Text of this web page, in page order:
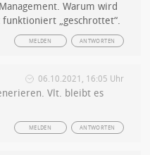
Warum wird
„geschrottet“.
ANTWORTEN
MELDEN
06.10.2021, 16:05 Uhr
Vlt. bleibt es
ANTWORTEN
MELDEN